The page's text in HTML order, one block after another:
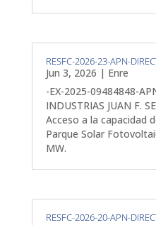
RESFC-2026-23-APN-
Jun 3, 2026 | Enre
-EX-2025-09484848-
INDUSTRIAS JUAN F.
Acceso a la capacidad
Parque Solar
MW.
RESFC-2026-20-APN-